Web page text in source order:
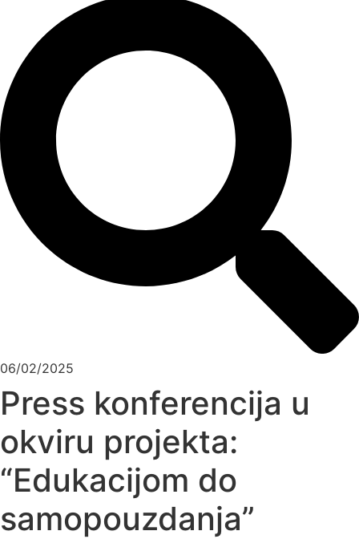
06/02/2025
Press konferencija u
okviru projekta:
“Edukacijom do
samopouzdanja”